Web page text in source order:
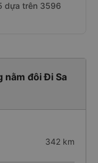
dựa trên 3596
nằm đôi Đi Sa
342 km